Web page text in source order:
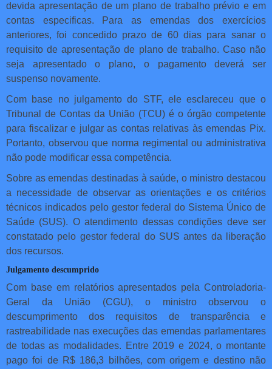
devida apresentação de um plano de trabalho prévio e em
contas especificas. Para as emendas dos exercícios
anteriores, foi concedido prazo de 60 dias para sanar o
requisito de apresentação de plano de trabalho. Caso não
seja apresentado o plano, o pagamento deverá ser
suspenso novamente.
Com base no julgamento do STF, ele esclareceu que o
Tribunal de Contas da União (TCU) é o órgão competente
para fiscalizar e julgar as contas relativas às emendas Pix.
Portanto, observou que norma regimental ou administrativa
não pode modificar essa competência.
Sobre as emendas destinadas à saúde, o ministro destacou
a necessidade de observar as orientações e os critérios
técnicos indicados pelo gestor federal do Sistema Único de
Saúde (SUS). O atendimento dessas condições deve ser
constatado pelo gestor federal do SUS antes da liberação
dos recursos.
Julgamento descumprido
Com base em relatórios apresentados pela Controladoria-
Geral da União (CGU), o ministro observou o
descumprimento dos requisitos de transparência e
rastreabilidade nas execuções das emendas parlamentares
de todas as modalidades. Entre 2019 e 2024, o montante
pago foi de R$ 186,3 bilhões, com origem e destino não